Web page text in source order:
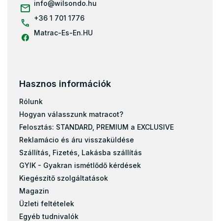
info@wilsondo.hu
+36 1 701 1776
Matrac-Es-En.HU
Hasznos információk
Rólunk
Hogyan válasszunk matracot?
Felosztás: STANDARD, PREMIUM a EXCLUSIVE
Reklamácio és áru visszaküldése
Szállítás, Fizetés, Lakásba szállítás
GYIK - Gyakran ismétlődő kérdések
Kiegészítő szolgáltatások
Magazin
Üzleti feltételek
Egyéb tudnivalók